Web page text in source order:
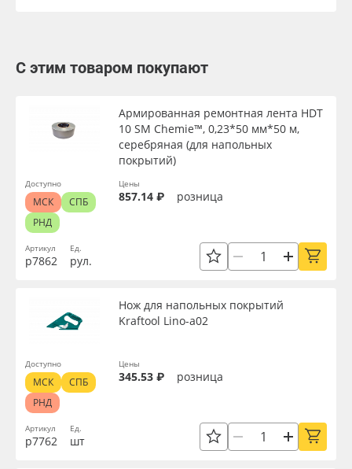
С этим товаром покупают
Артикул
р7862
Армированная ремонтная лента HDT
10 SM Chemie™, 0,23*50 мм*50 м,
серебряная (для напольных
покрытий)
Ед.
рул.
Цены
857.14 ₽ розница
Доступно
МСК
СПБ
РНД
Артикул
р7762
Нож для напольных покрытий
Kraftool Lino-a02
Ед.
шт
Цены
345.53 ₽ розница
Доступно
МСК
СПБ
РНД